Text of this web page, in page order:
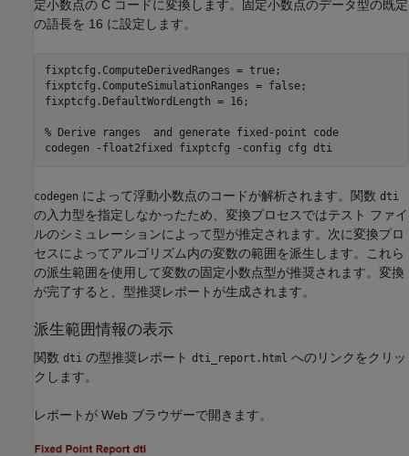
定小数点の C コードに変換します。固定小数点のデータ型の既定
の語長を 16 に設定します。
fixptcfg.ComputeDerivedRanges = true;
fixptcfg.ComputeSimulationRanges = false;
fixptcfg.DefaultWordLength = 16;
% Derive ranges  and generate fixed-point code
codegen
-float2fixed fixptcfg -config cfg dti
codegen によって浮動小数点のコードが解析されます。関数 dti
の入力型を指定しなかったため、変換プロセスではテスト ファイ
ルのシミュレーションによって型が推定されます。次に変換プロ
セスによってアルゴリズム内の変数の範囲を派生します。これら
の派生範囲を使用して変数の固定小数点型が推奨されます。変換
が完了すると、型推奨レポートが生成されます。
派生範囲情報の表示
関数 dti の型推奨レポート dti_report.html へのリンクをクリッ
クします。
レポートが Web ブラウザーで開きます。